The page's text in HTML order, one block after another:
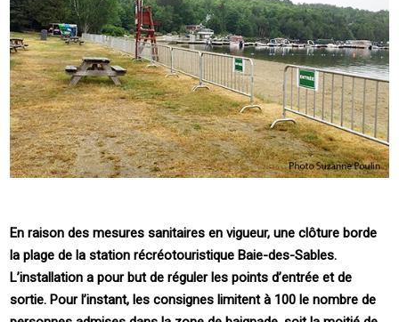
En raison des mesures sanitaires en vigueur, une clôture borde
la plage de la station récréotouristique Baie-des-Sables.
L’installation a pour but de réguler les points d’entrée et de
sortie. Pour l’instant, les consignes limitent à 100 le nombre de